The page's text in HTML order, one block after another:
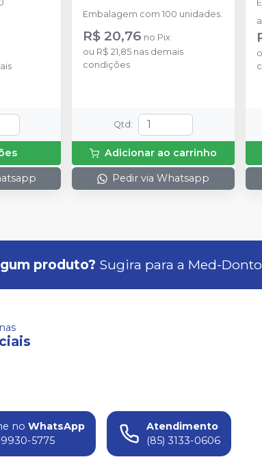
Embalagem com 100 unidades.
R$ 20,76 no Pix
ou R$ 21,85 nas demais
condições
Qtd :
Adicionar ao carrinho
Pedir via Whatsapp
produto? Sugira para a Med-Donto
no WhatsApp
5775
Atendimento
(85) 3133-0606